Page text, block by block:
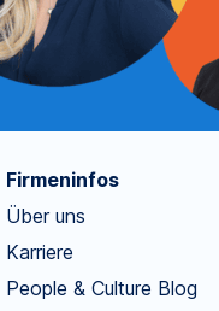
Firmeninfos
Über uns
Karriere
People & Culture Blog